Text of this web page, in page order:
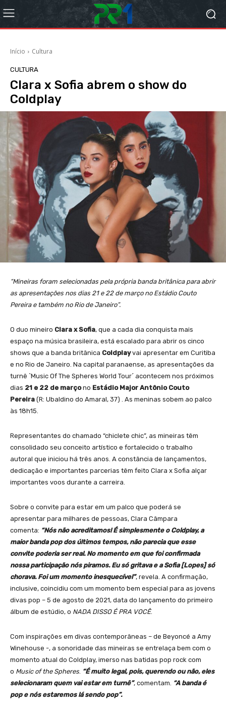
Início Cultura
CULTURA
Clara x Sofia abrem o show do
Coldplay
“Mineiras foram selecionadas pela própria banda britânica para abrir
as apresentações nos dias 21 e 22 de março no Estádio Couto
Pereira e também no Rio de Janeiro”.
O duo mineiro Clara x Sofia, que a cada dia conquista mais
espaço na música brasileira, está escalado para abrir os cinco
shows que a banda britânica Coldplayvai apresentar em Curitiba
e no Rio de Janeiro. Na capital paranaense, as apresentações da
turnê `Music Of The Spheres World Tour´ acontecem nos próximos
dias 21 e 22 de marçono Estádio Major Antônio Couto
Pereira (R: Ubaldino do Amaral, 37) . As meninas sobem ao palco
às 18h15.
Representantes do chamado “chiclete chic”, as mineiras têm
consolidado seu conceito artístico e fortalecido o trabalho
autoral que iniciou há três anos. A constância de lançamentos,
dedicação e importantes parcerias têm feito Clara x Sofia alçar
importantes voos durante a carreira.
Sobre o convite para estar em um palco que poderá se
apresentar para milhares de pessoas, Clara Câmpara
comenta: “Nós não acreditamos! É simplesmente o Coldplay, a
maior banda pop dos últimos tempos, não parecia que esse
convite poderia ser real. No momento em que foi confirmada
nossa participação nós piramos. Eu só gritava e a Sofia [Lopes] só
chorava. Foi um momento inesquecível”, revela. A confirmação,
inclusive, coincidiu com um momento bem especial para as jovens
divas pop – 5 de agosto de 2021, data do lançamento do primeiro
álbum de estúdio, o NADA DISSO É PRA VOCÊ.
Com inspirações em divas contemporâneas – de Beyoncé a Amy
Winehouse -, a sonoridade das mineiras se entrelaça bem com o
momento atual do Coldplay, imerso nas batidas pop rock com
o Music of the Spheres. “É muito legal, pois, querendo ou não, eles
selecionaram quem vai estar em turnê”, comentam. “A banda é
pop e nós estaremos lá sendo pop”.